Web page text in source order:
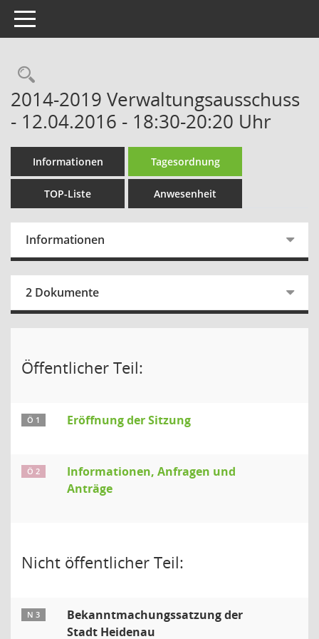
Toggle navigation
Rechercheauswahl
2014-2019 Verwaltungsausschuss
- 12.04.2016 - 18:30-20:20 Uhr
Informationen Tagesordnung
TOP-Liste Anwesenheit
Informationen
2 Dokumente
Öffentlicher Teil:
Ö 1 Eröffnung der Sitzung
Ö 2
Informationen, Anfragen und
Anträge
Nicht öffentlicher Teil:
N 3
Bekanntmachungssatzung der
Stadt Heidenau